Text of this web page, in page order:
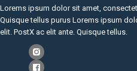
Lorems ipsum dolor sit amet,
Quisque tellus purus Lorems ipsum
elit. PostX ac elit ante. Quisque tellus.